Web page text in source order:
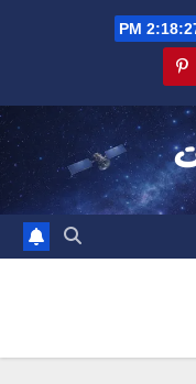
2:18:27